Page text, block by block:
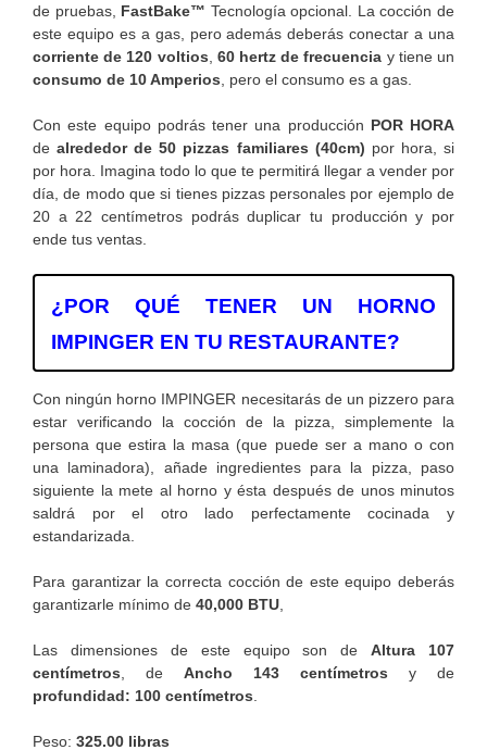
de pruebas, FastBake™ Tecnología opcional. La cocción de
este equipo es a gas, pero además deberás conectar a una
corriente de 120 voltios 60 hertz de frecuencia y tiene un
consumo de 10 Amperios , pero el consumo es a gas.
Con este equipo podrás tener una producción POR HORA
de alrededor de 50 pizzas familiares (40cm) por hora, si
por hora. Imagina todo lo que te permitirá llegar a vender por
día, de modo que si tienes pizzas personales por ejemplo de
20 a 22 centímetros podrás duplicar tu producción y por
ende tus ventas.
¿POR QUÉ TENER UN HORNO
IMPINGER EN TU RESTAURANTE?
Con ningún horno IMPINGER necesitarás de un pizzero para
estar verificando la cocción de la pizza, simplemente la
persona que estira la masa (que puede ser a mano o con
una laminadora), añade ingredientes para la pizza, paso
siguiente la mete al horno y ésta después de unos minutos
saldrá por el otro lado perfectamente cocinada y
estandarizada.
Para garantizar la correcta cocción de este equipo deberás
garantizarle mínimo de 40,000 BTU
Las dimensiones de este equipo son deAltura 107
centímetros , de Ancho 143 centímetros y de
profundidad: 100 centímetros
Peso: 325.00 libras